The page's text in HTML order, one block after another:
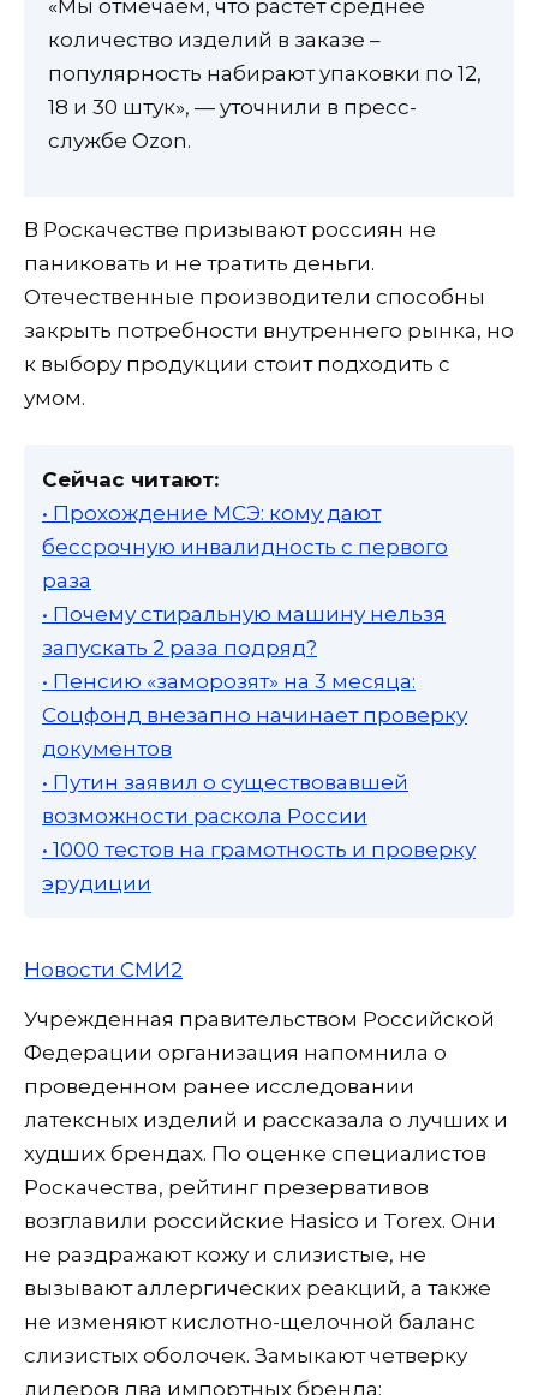
«Мы отмечаем, что растет среднее
количество изделий в заказе –
популярность набирают упаковки по 12,
18 и 30 штук», — уточнили в пресс-
службе Ozon.
В Роскачестве призывают россиян не
паниковать и не тратить деньги.
Отечественные производители способны
закрыть потребности внутреннего рынка, но
к выбору продукции стоит подходить с
умом.
Сейчас читают:
• Прохождение МСЭ: кому дают
бессрочную инвалидность с первого
раза
• Почему стиральную машину нельзя
запускать 2 раза подряд?
• Пенсию «заморозят» на 3 месяца:
Соцфонд внезапно начинает проверку
документов
• Путин заявил о существовавшей
возможности раскола России
• 1000 тестов на грамотность и проверку
эрудиции
Новости СМИ2
Учрежденная правительством Российской
Федерации организация напомнила о
проведенном ранее исследовании
латексных изделий и рассказала о лучших и
худших брендах. По оценке специалистов
Роскачества, рейтинг презервативов
возглавили российские Hasico и Torex. Они
не раздражают кожу и слизистые, не
вызывают аллергических реакций, а также
не изменяют кислотно-щелочной баланс
слизистых оболочек. Замыкают четверку
лидеров два импортных бренда: